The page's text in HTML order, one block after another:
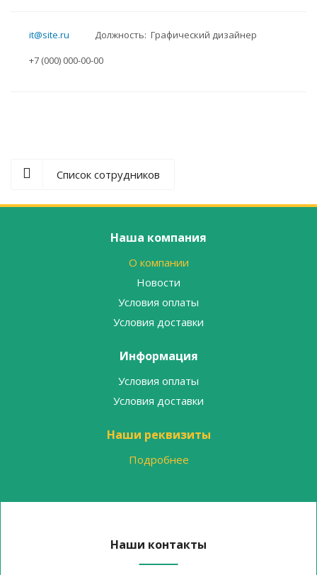
it@site.ru
Должность: Графический дизайнер
+7 (000) 000-00-00
Список сотрудников
Наша компания
О компании
Новости
Условия оплаты
Условия доставки
Информация
Условия оплаты
Условия доставки
Наши реквизиты
Подробнее
Наши контакты